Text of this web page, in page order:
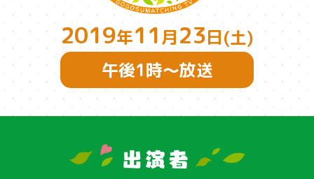
2019年11月23日(土)
午後1時～放送